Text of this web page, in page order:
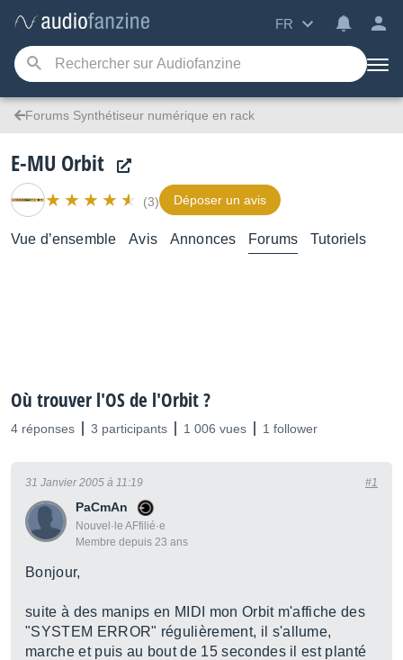
FR
Forums Synthétiseur numérique en rack
E-MU Orbit
(3) Déposer un avis
Vue d’ensemble Avis Annonces Forums Tutoriels
Où trouver l'OS de l'Orbit ?
4 réponses 3 participants 1 006 vues 1 follower
PaCmAn
Nouvel·le AFfilié·e
Membre depuis 23 ans
31 Janvier 2005 à 11:19 #1
Bonjour,
suite à des manips en MIDI mon Orbit m'affiche des
"SYSTEM ERROR" régulièrement, il s'allume,
marche et puis au bout de 15 secondes il est planté